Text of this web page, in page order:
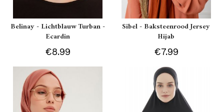
Belinay - Lichtblauw Turban -
Ecardin
€8.99
Sibel - Baksteenrood Jersey
Hijab
€7.99